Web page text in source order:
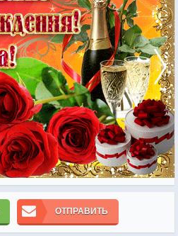
ОТПРАВИТЬ